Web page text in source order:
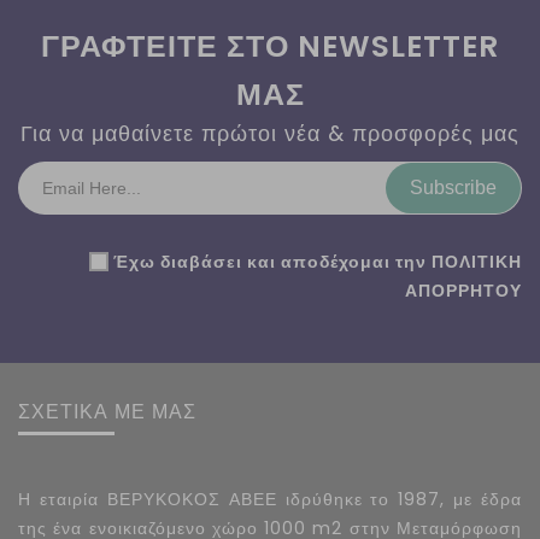
ΓΡΑΦΤΕΙΤΕ ΣΤΟ NEWSLETTER
ΜΑΣ
Για να μαθαίνετε πρώτοι νέα & προσφορές μας
Subscribe
Έχω διαβάσει και αποδέχομαι την ΠΟΛΙΤΙΚΗ
ΑΠΟΡΡΗΤΟΥ
ΣΧΕΤΙΚΑ ΜΕ ΜΑΣ
Η εταιρία ΒΕΡΥΚΟΚΟΣ ΑΒΕΕ ιδρύθηκε το 1987, με έδρα
της ένα ενοικιαζόμενο χώρο 1000 m2 στην Μεταμόρφωση